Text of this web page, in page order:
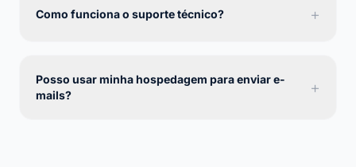
Como funciona o suporte técnico? +
Posso usar minha hospedagem para enviar e-
mails?
+